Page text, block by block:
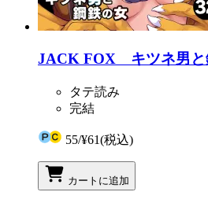
JACK FOX キツネ男と
タテ読み
完結
55/¥61(税込)
カートに追加